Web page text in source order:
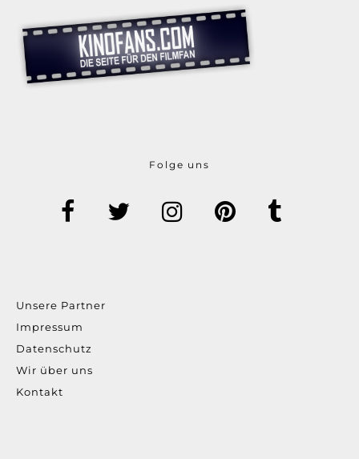
Folge uns
Unsere Partner
Impressum
Datenschutz
Wir über uns
Kontakt